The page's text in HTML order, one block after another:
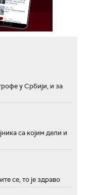
у Србији, и за
са којим дели и
се, то је здраво